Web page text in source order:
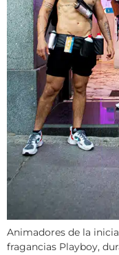
Animadores de la
fragancias Playboy,